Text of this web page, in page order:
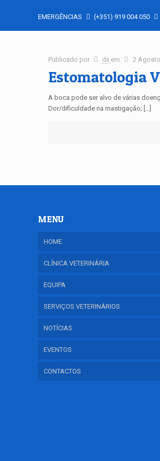
EMERGÊNCIAS (+351) 919 004 050
Publicado por dx em 2
Estomatologia
A boca pode ser alvo de várias
Dor/dificuldade na mastigação; […]
MENU
HOME
CLÍNICA VETERINÁRIA
EQUIPA
SERVIÇOS VETERINÁRIOS
NOTÍCIAS
EVENTOS
CONTACTOS